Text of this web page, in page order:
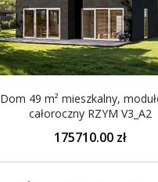
Dom 49 m² mieszkalny,
całoroczny RZYM V3_A2
175710.00 zł